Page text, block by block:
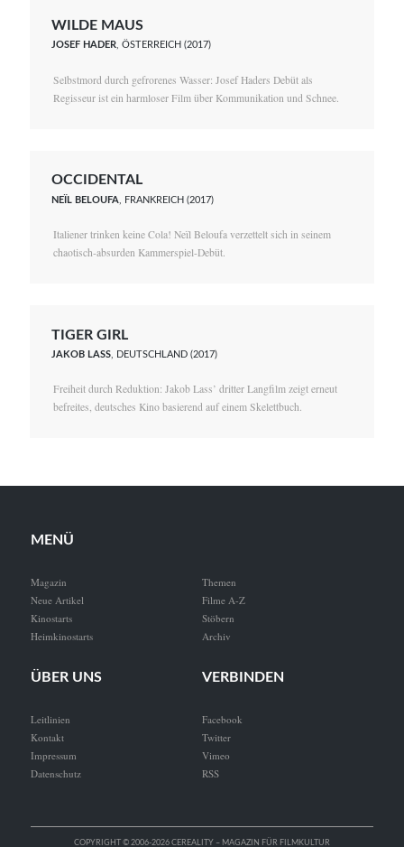
WILDE MAUS
JOSEF HADER , ÖSTERREICH (2017)
Selbstmord durch gefrorenes Wasser: Josef Haders Debüt als
Regisseur ist ein harmloser Film über Kommunikation und Schnee.
OCCIDENTAL
NEÏL BELOUFA , FRANKREICH (2017)
Italiener trinken keine Cola! Neïl Beloufa verzettelt sich in seinem
chaotisch-absurden Kammerspiel-Debüt.
TIGER GIRL
JAKOB LASS , DEUTSCHLAND (2017)
Freiheit durch Reduktion: Jakob Lass’ dritter Langfilm zeigt erneut
befreites, deutsches Kino basierend auf einem Skelettbuch.
MENÜ
Magazin
Neue Artikel
Kinostarts
Heimkinostarts
Themen
Filme A-Z
Stöbern
Archiv
ÜBER UNS
Leitlinien
Kontakt
Impressum
Datenschutz
VERBINDEN
Facebook
Twitter
Vimeo
RSS
COPYRIGHT © 2006-2026 CEREALITY – MAGAZIN FÜR FILMKULTUR